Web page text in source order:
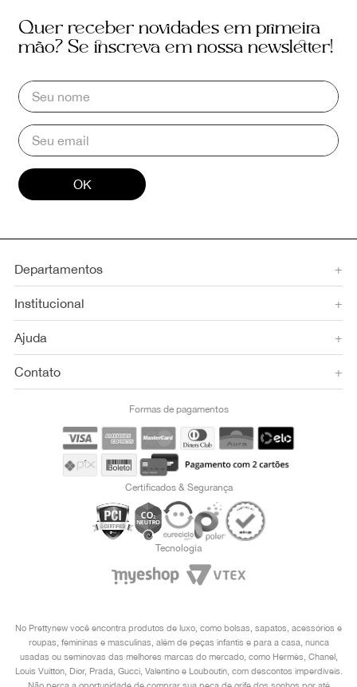
Quer receber novidades em primeira
mão? Se inscreva em nossa newsletter!
OK
Departamentos +
Institucional +
Ajuda +
Contato +
Formas de pagamentos
Certificados & Segurança
Tecnologia
No Prettynew você encontra produtos de luxo, como bolsas, sapatos, acessórios e
roupas, femininas e masculinas, além de peças infantis e para a casa, nunca
usadas ou seminovas das melhores marcas do mercado, como Hermès, Chanel,
Louis Vuitton, Dior, Prada, Gucci, Valentino e Louboutin, com descontos imperdíveis.